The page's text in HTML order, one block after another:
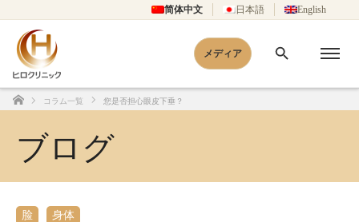
简体中文 日本語 English
メディア
Home
コラム一覧 您是否担心眼皮下垂？
ブログ
脸 身体